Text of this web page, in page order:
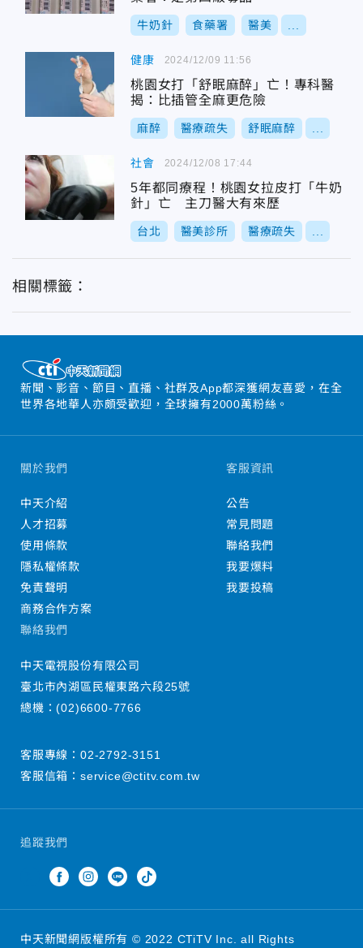
牛奶針 食藥署 醫美
健康
桃園女打「舒眠麻醉」亡！專科醫
揭：比插管全麻更危險
麻醉 醫療疏失 舒眠麻醉
2024/12/09 11:56
社會
5年都同療程！桃園女拉皮打「牛奶
針」亡 主刀醫大有來歷
台北 醫美診所 醫療疏失
2024/12/08 17:44
相關標籤：
新聞、影音、節目、直播、社群及App都深獲網友喜愛，在全
世界各地華人亦頗受歡迎，全球擁有2000萬粉絲。
追蹤我們
關於我們
中天介紹
人才招募
使用條款
隱私權條款
免責聲明
商務合作方案
客服資訊
公告
常見問題
聯絡我們
我要爆料
我要投稿
聯絡我們
中天電視股份有限公司
臺北市內湖區民權東路六段25號
總機：(02)6600-7766
客服專線： 02-2792-3151
客服信箱： service@ctitv.com.tw
中天新聞網版權所有 © 2022 CTiTV Inc. all Rights